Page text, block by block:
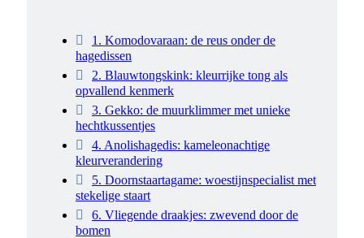
1. Komodovaraan: de reus onder de
hagedissen
2. Blauwtongskink: kleurrijke tong als
opvallend kenmerk
3. Gekko: de muurklimmer met unieke
hechtkussentjes
4. Anolishagedis: kameleonachtige
kleurverandering
5. Doornstaartagame: woestijnspecialist met
stekelige staart
6. Vliegende draakjes: zwevend door de
bomen